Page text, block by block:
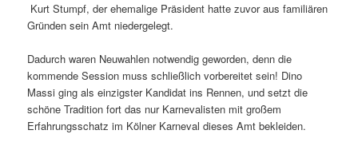
Kurt Stumpf, der ehemalige Präsident hatte zuvor aus familiären
Gründen sein Amt niedergelegt.
Dadurch waren Neuwahlen notwendig geworden, denn die
kommende Session muss schließlich vorbereitet sein! Dino
Massi ging als einzigster Kandidat ins Rennen, und setzt die
schöne Tradition fort das nur Karnevalisten mit großem
Erfahrungsschatz im Kölner Karneval dieses Amt bekleiden.